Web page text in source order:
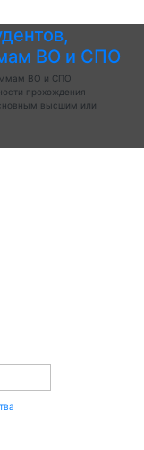
ВО и СПО
ВО и СПО
прохождения
высшим или